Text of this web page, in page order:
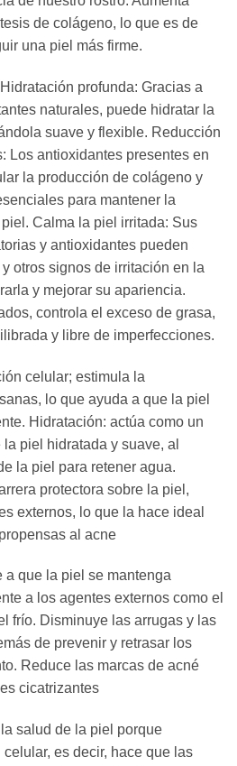
de colágeno, lo que es de
una piel más firme.
profunda: Gracias a
naturales, puede hidratar la
suave y flexible. Reducción
Los antioxidantes presentes en
la producción de colágeno y
para mantener la
Calma la piel irritada: Sus
y antioxidantes pueden
otros signos de irritación en la
y mejorar su apariencia.
controla el exceso de grasa,
y libre de imperfecciones.
celular; estimula la
lo que ayuda a que la piel
Hidratación: actúa como un
piel hidratada y suave, al
la piel para retener agua.
protectora sobre la piel,
externos, lo que la hace ideal
al acne
a que la piel se mantenga
a los agentes externos como el
frío. Disminuye las arrugas y las
de prevenir y retrasar los
Reduce las marcas de acné
cicatrizantes
salud de la piel porque
es decir, hace que las